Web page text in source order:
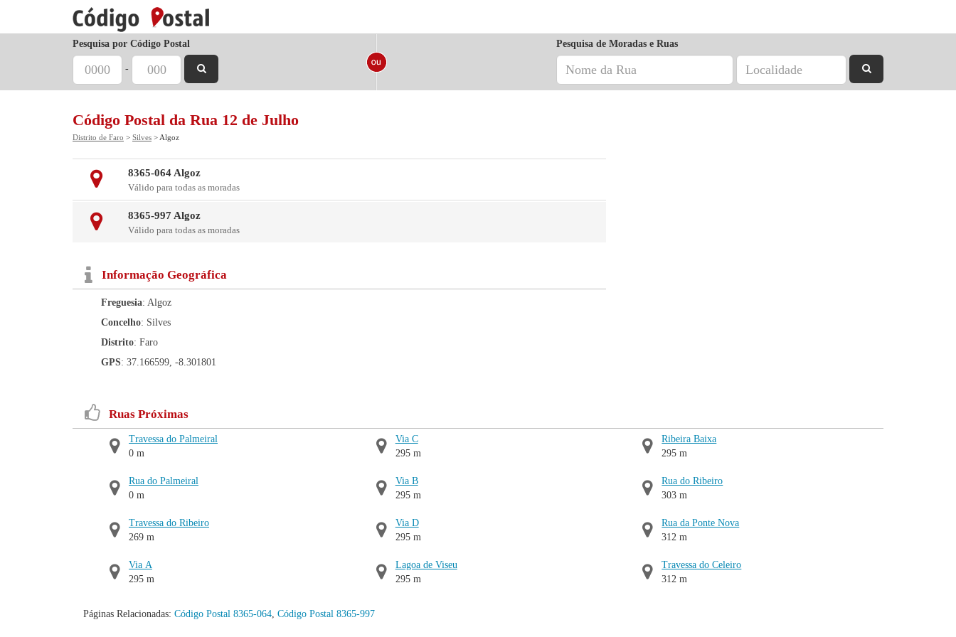
Pesquisa por Código Postal
-
Pesquisa de Moradas e Ruas
Código Postal da Rua 12 de Julho
Distrito de Faro > Silves > Algoz
8365-064 Algoz
Válido para todas as moradas
8365-997 Algoz
Válido para todas as moradas
Informação Geográfica
Freguesia: Algoz
Concelho: Silves
Distrito: Faro
GPS: 37.166599, -8.301801
Ruas Próximas
Travessa do Palmeiral
0 m
Rua do Palmeiral
0 m
Travessa do Ribeiro
269 m
Via A
295 m
Via C
295 m
Via B
295 m
Via D
295 m
Lagoa de Viseu
295 m
Ribeira Baixa
295 m
Rua do Ribeiro
303 m
Rua da Ponte Nova
312 m
Travessa do Celeiro
312 m
Páginas Relacionadas: Código Postal 8365-064, Código Postal 8365-997